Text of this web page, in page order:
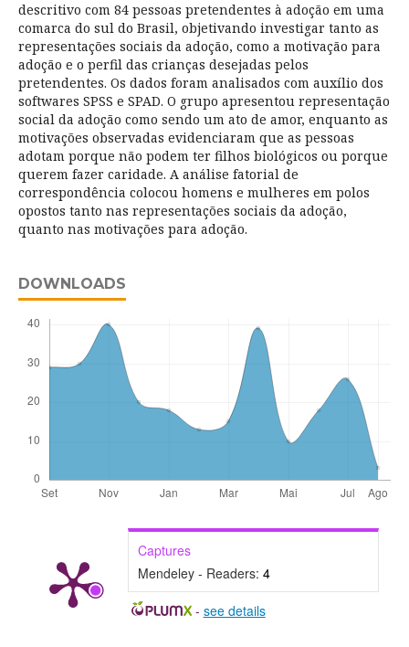
descritivo com 84 pessoas pretendentes à adoção em uma
comarca do sul do Brasil, objetivando investigar tanto as
representações sociais da adoção, como a motivação para
adoção e o perfil das crianças desejadas pelos
pretendentes. Os dados foram analisados com auxílio dos
softwares SPSS e SPAD. O grupo apresentou representação
social da adoção como sendo um ato de amor, enquanto as
motivações observadas evidenciaram que as pessoas
adotam porque não podem ter filhos biológicos ou porque
querem fazer caridade. A análise fatorial de
correspondência colocou homens e mulheres em polos
opostos tanto nas representações sociais da adoção,
quanto nas motivações para adoção.
DOWNLOADS
Captures
Mendeley - Readers: 4
- see details